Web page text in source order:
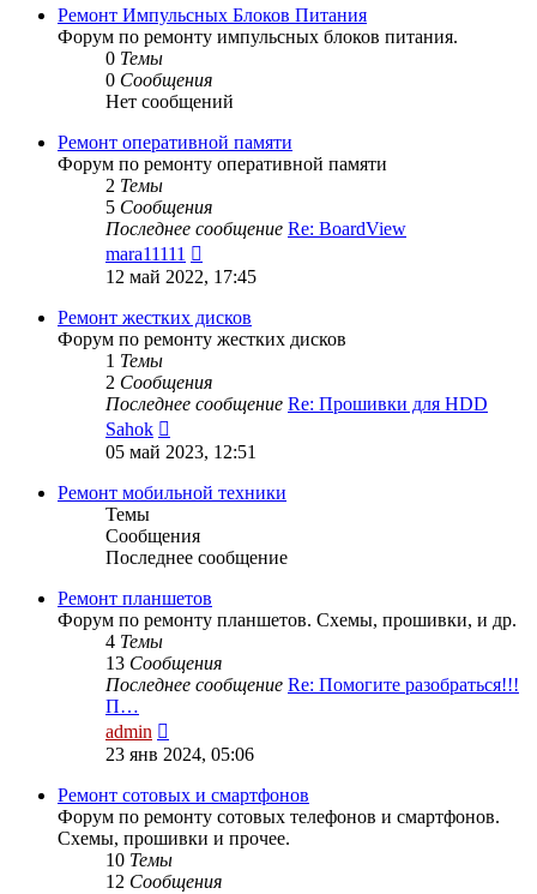
сообщению
Ремонт Импульсных Блоков Питания
Форум по ремонту импульсных блоков питания.
0 Темы
0 Сообщения
Нет сообщений
Ремонт оперативной памяти
Форум по ремонту оперативной памяти
2 Темы
5 Сообщения
Последнее сообщение Re: BoardView
mara11111
к
сообщению
12 май 2022, 17:45
Ремонт жестких дисков
Форум по ремонту жестких дисков
1 Темы
2 Сообщения
Последнее сообщение Re: Прошивки для HDD
Sahok
к
сообщению
05 май 2023, 12:51
Ремонт мобильной техники
Темы
Сообщения
Последнее сообщение
Ремонт планшетов
Форум по ремонту планшетов. Схемы, прошивки, и др.
4 Темы
13 Сообщения
Последнее сообщение Re: Помогите разобраться!!!
П…
admin
к
сообщению
23 янв 2024, 05:06
Ремонт сотовых и смартфонов
Форум по ремонту сотовых телефонов и смартфонов.
Схемы, прошивки и прочее.
10 Темы
12 Сообщения